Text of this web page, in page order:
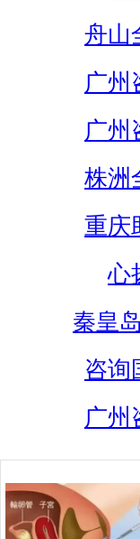
舟山
广州
广州
株洲
重庆
心
秦皇
咨询
广州